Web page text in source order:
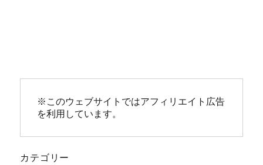
※このウェブサイトではアフィリエイト広告
を利用しています。
カテゴリー